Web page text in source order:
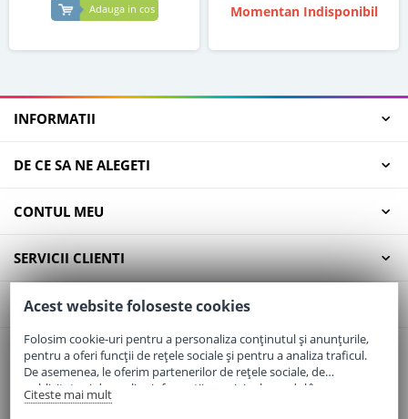
Adauga in cos Momentan Indisponibil
INFORMATII
DE CE SA NE ALEGETI
CONTUL MEU
SERVICII CLIENTI
CONTACT
Email:office@elaptepraf.ro
Telefon:0745-964-449
Adresa:Sos. Borsului, Nr. 20, Oradea, Jud. Bihor
Acest website foloseste cookies
Folosim cookie-uri pentru a personaliza conținutul și anunțurile,
pentru a oferi funcții de rețele sociale și pentru a analiza traficul.
De asemenea, le oferim partenerilor de rețele sociale, de
publicitate și de analize informații cu privire la modul în care
folosiți site-ul nostru. Aceștia le pot combina cu alte informații
Citeste mai mult